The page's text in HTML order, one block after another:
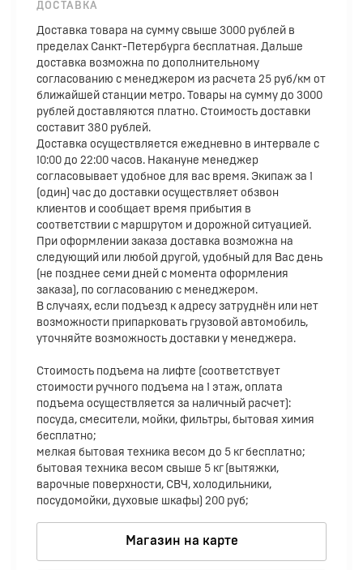
ДОСТАВКА
Доставка товара на сумму свыше 3000 рублей в
пределах Санкт-Петербурга бесплатная. Дальше
доставка возможна по дополнительному
согласованию с менеджером из расчета 25 руб/км от
ближайшей станции метро. Товары на сумму до 3000
рублей доставляются платно. Стоимость доставки
составит 380 рублей.
Доставка осуществляется ежедневно в интервале с
10:00 до 22:00 часов. Накануне менеджер
согласовывает удобное для вас время. Экипаж за 1
(один) час до доставки осуществляет обзвон
клиентов и сообщает время прибытия в
соответствии с маршрутом и дорожной ситуацией.
При оформлении заказа доставка возможна на
следующий или любой другой, удобный для Вас день
(не позднее семи дней с момента оформления
заказа), по согласованию с менеджером.
В случаях, если подъезд к адресу затруднён или нет
возможности припарковать грузовой автомобиль,
уточняйте возможность доставки у менеджера.
Стоимость подъема на лифте (соответствует
стоимости ручного подъема на 1 этаж, оплата
подъема осуществляется за наличный расчет):
посуда, смесители, мойки, фильтры, бытовая химия
бесплатно;
мелкая бытовая техника весом до 5 кг бесплатно;
бытовая техника весом свыше 5 кг (вытяжки,
варочные поверхности, СВЧ, холодильники,
посудомойки, духовые шкафы) 200 руб;
Магазин на карте